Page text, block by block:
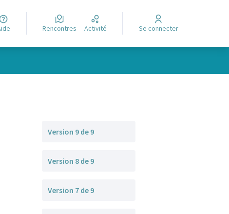
Aide Rencontres Activité Se connecter
Version 9 de 9
Version 8 de 9
Version 7 de 9